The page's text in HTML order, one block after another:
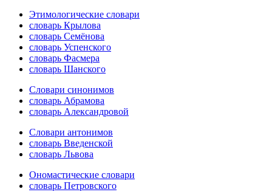
Этимологические словари
словарь Крылова
словарь Семёнова
словарь Успенского
словарь Фасмера
словарь Шанского
Словари синонимов
словарь Абрамова
словарь Александровой
Словари антонимов
словарь Введенской
словарь Львова
Ономастические словари
словарь Петровского